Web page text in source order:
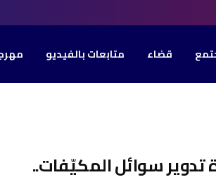
قضاء متابعات بالفيديو
سوائل المكيّفات..